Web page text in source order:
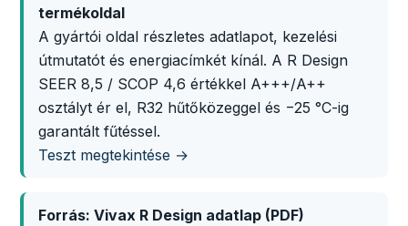
termékoldal
A gyártói oldal részletes adatlapot, kezelési
útmutatót és energiacímkét kínál. A R Design
SEER 8,5 / SCOP 4,6 értékkel A+++/A++
osztályt ér el, R32 hűtőközeggel és −25 °C-ig
garantált fűtéssel.
Teszt megtekintése →
Forrás: Vivax R Design adatlap (PDF)